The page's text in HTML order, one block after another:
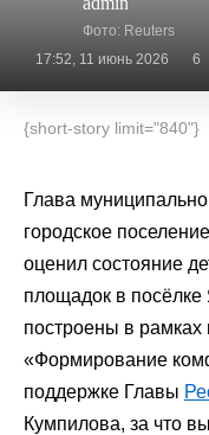
Фото: Reuters
17:52, 11 июнь 2026
6
{short-story limit="840"}
Глава
городское
оценил состояние
площадок в
построены в рамках
«Формирование
поддержке Главы
Кумпилова, за что